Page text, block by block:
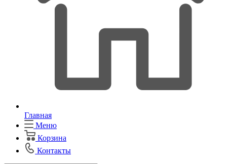
Главная
Меню
Корзина
Контакты